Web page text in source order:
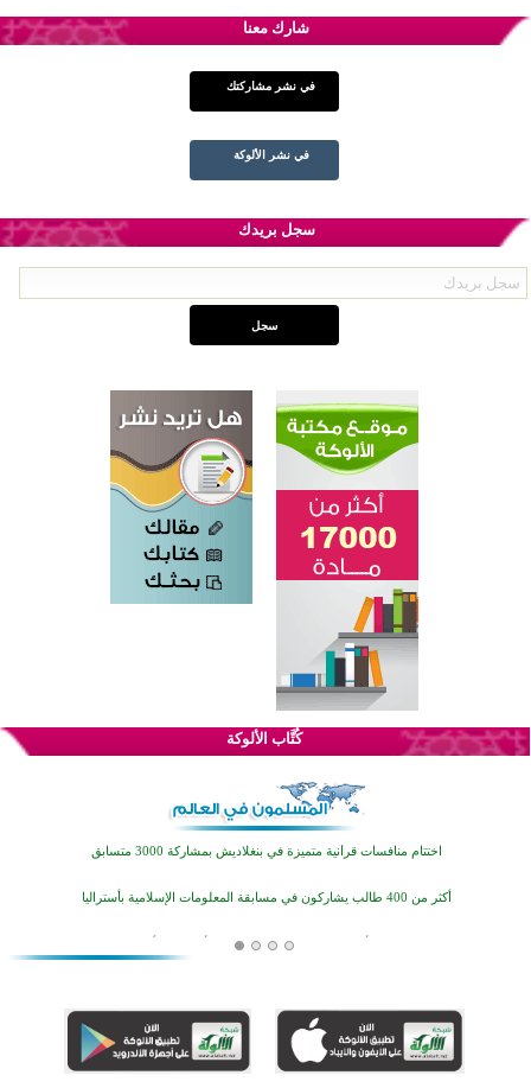
شارك معنا
في نشر مشاركتك
في نشر الألوكة
سجل بريدك
كُتَّاب الألوكة
اختتام الدورة التاسعة لمسابقة حفظ وتلاوة القرآن الكريم في أزناكاييف
تيسليتش تختتم برنامجا تعليميا لتعزيز القيم وبناء الشخصية للشباب المسلمين
اختتام منافسات قرآنية متميزة في بنغلاديش بمشاركة 3000 متسابق
أكثر من 400 طالب يشاركون في مسابقة المعلومات الإسلامية بأستراليا
افتتاح تاريخي لأول مسجد في بلييفليا بالجبل الأسود منذ أكثر من قرن
أكبر مشروع إسلامي في ريف أستراليا يفتتح أبوابه بعد سنوات من العمل والعطاء